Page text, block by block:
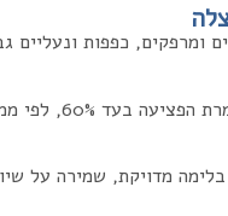
ומרפקים, כפפות ונעליים
לרפואה דחופה בישראל.
מדויקת, שמירה על